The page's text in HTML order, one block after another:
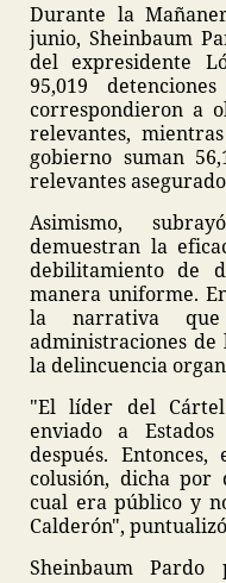
Durante la
junio, Sheinbaum
del expresidente
95,019
correspondieron a
relevantes,
gobierno suman
relevantes
Asimismo,
demuestran la
debilitamiento de
manera uniforme.
la narrativa
administraciones
la delincuencia
"El líder del
enviado a
después.
colusión, dicha por
cual era público y
Calderón",
Sheinbaum